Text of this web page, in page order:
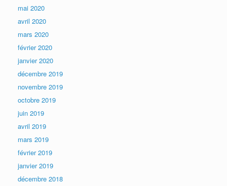
mai 2020
avril 2020
mars 2020
février 2020
janvier 2020
décembre 2019
novembre 2019
octobre 2019
juin 2019
avril 2019
mars 2019
février 2019
janvier 2019
décembre 2018